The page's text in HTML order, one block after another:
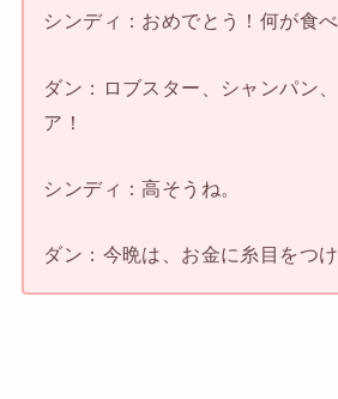
シンディ：おめでとう！何が食
ダン：ロブスター、シャンパン
ア！
シンディ：高そうね。
ダン：今晩は、お金に糸目をつけ